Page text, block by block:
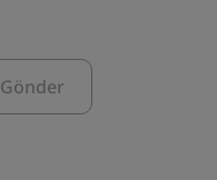
Gönder